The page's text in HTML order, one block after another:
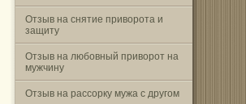
Отзыв на снятие приворота и
защиту
Отзыв на любовный приворот на
мужчину
Отзыв на рассорку мужа с другом